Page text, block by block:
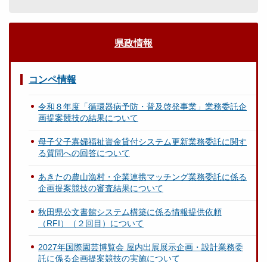
県政情報
コンペ情報
令和８年度「循環器病予防・普及啓発事業」業務委託企
画提案競技の結果について
母子父子寡婦福祉資金貸付システム更新業務委託に関す
る質問への回答について
あきたの農山漁村・企業連携マッチング業務委託に係る
企画提案競技の審査結果について
秋田県公文書館システム構築に係る情報提供依頼
（RFI）（２回目）について
2027年国際園芸博覧会 屋内出展展示企画・設計業務委
託に係る企画提案競技の実施について